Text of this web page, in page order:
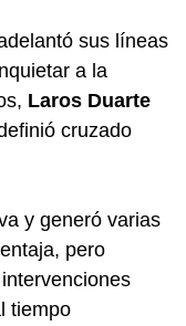
sus líneas
a la
Laros Duarte
cruzado
y generó varias
pero
tiempo